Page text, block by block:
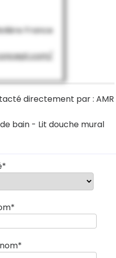
France
directement par : AMR
bain - Lit douche mural